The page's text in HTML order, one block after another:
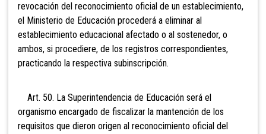
revocación del reconocimiento oficial de un establecimiento,
el Ministerio de Educación procederá a eliminar al
establecimiento educacional afectado o al sostenedor, o
ambos, si procediere, de los registros correspondientes,
practicando la respectiva subinscripción.
Art. 50. La Superintendencia de Educación será el
organismo encargado de fiscalizar la mantención de los
requisitos que dieron origen al reconocimiento oficial del